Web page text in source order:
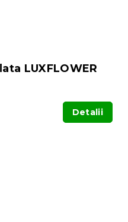
LUXFLOWER
Detalii